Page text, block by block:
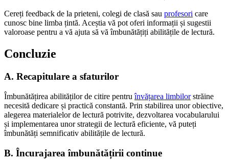
Cereți feedback de la prieteni, colegi de clasă sau profesori care
cunosc bine limba țintă. Aceștia vă pot oferi informații și sugestii
valoroase pentru a vă ajuta să vă îmbunătățiți abilitățile de lectură.
Concluzie
A. Recapitulare a sfaturilor
Îmbunătățirea abilităților de citire pentruînvățarea limbilorstrăine
necesită dedicare și practică constantă. Prin stabilirea unor obiective,
alegerea materialelor de lectură potrivite, dezvoltarea vocabularului
și implementarea unor strategii de lectură eficiente, vă puteți
îmbunătăți semnificativ abilitățile de lectură.
B. Încurajarea îmbunătățirii continue